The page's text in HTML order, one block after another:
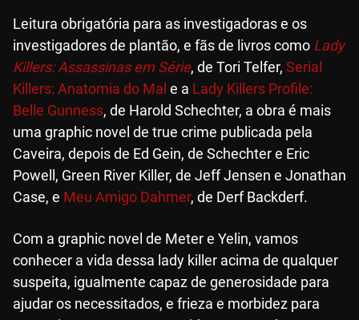
Leitura obrigatória para as investigadoras e os
investigadores de plantão, e fãs de livros como Lady
Killers: Assassinas em Série, de Tori Telfer, Serial
Killers: Anatomia do Mal e a Lady Killers Profile:
Belle Gunness, de Harold Schechter, a obra é mais
uma graphic novel de true crime publicada pela
Caveira, depois de Ed Gein, de Schechter e Eric
Powell, Green River Killer, de Jeff Jensen e Jonathan
Case, e Meu Amigo Dahmer, de Derf Backderf.
Com a graphic novel de Meter e Yelin, vamos
conhecer a vida dessa lady killer acima de qualquer
suspeita, igualmente capaz de generosidade para
ajudar os necessitados, e frieza e morbidez para